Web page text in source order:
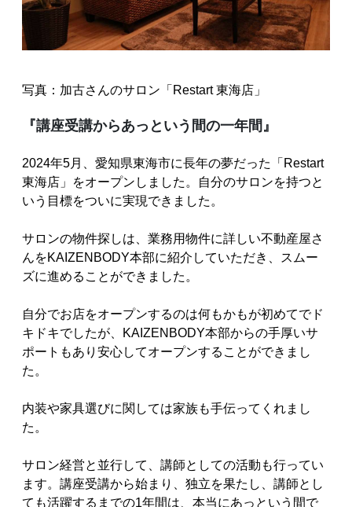
写真：加古さんのサロン「Restart 東海店」
『講座受講からあっという間の一年間』
2024年5月、愛知県東海市に長年の夢だった「Restart
東海店」をオープンしました。自分のサロンを持つと
いう目標をついに実現できました。
サロンの物件探しは、業務用物件に詳しい不動産屋さ
んをKAIZENBODY本部に紹介していただき、スムー
ズに進めることができました。
自分でお店をオープンするのは何もかもが初めてでド
キドキでしたが、KAIZENBODY本部からの手厚いサ
ポートもあり安心してオープンすることができまし
た。
内装や家具選びに関しては家族も手伝ってくれまし
た。
サロン経営と並行して、講師としての活動も行ってい
ます。講座受講から始まり、独立を果たし、講師とし
ても活躍するまでの1年間は、本当にあっという間で